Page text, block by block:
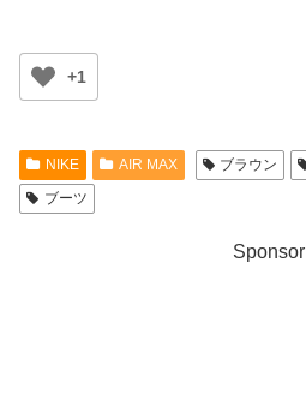
+1
NIKE AIR MAX ブラウン
ブーツ
Sponsor